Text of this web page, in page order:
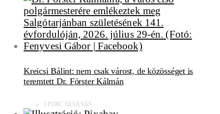
Kreicsi Bálint: nem csak várost, de közösséget is
teremtett Dr. Förster Kálmán
3 PERC OLVASÁS